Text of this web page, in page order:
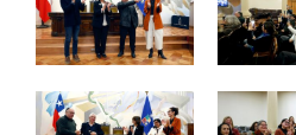
Zoom Zoom